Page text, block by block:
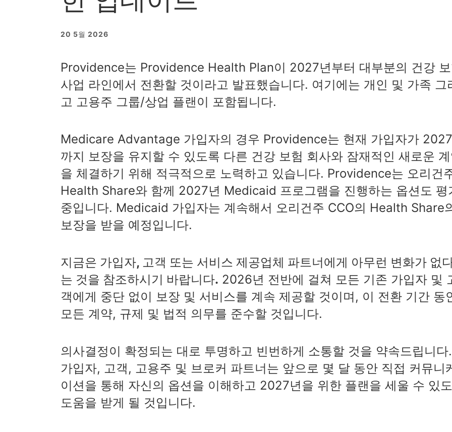
20 5월 2026
Providence는 Providence Health Plan이 2027년부터 대부분의 건강 보
사업 라인에서 전환할 것이라고 발표했습니다. 여기에는 개인 및 가족 그
고 고용주 그룹/상업 플랜이 포함됩니다.
Medicare Advantage 가입자의 경우 Providence는 현재 가입자가
까지 보장을 유지할 수 있도록 다른 건강 보험 회사와 잠재적인 새로운
을 체결하기 위해 적극적으로 노력하고 있습니다. Providence는 오리건
Health Share와 함께 2027년 Medicaid 프로그램을 진행하는 옵션도 평
중입니다. Medicaid 가입자는 계속해서 오리건주 CCO의 Health Share
보장을 받을 예정입니다.
지금은 가입자, 고객 또는 서비스 제공업체 파트너에게 아무런 변화가 없
는 것을 참조하시기 바랍니다. 2026년 전반에 걸쳐 모든 기존 가입자 및
객에게 중단 없이 보장 및 서비스를 계속 제공할 것이며, 이 전환 기간 동
모든 계약, 규제 및 법적 의무를 준수할 것입니다.
의사결정이 확정되는 대로 투명하고 빈번하게 소통할 것을 약속드립니다.
가입자, 고객, 고용주 및 브로커 파트너는 앞으로 몇 달 동안 직접 커뮤니
이션을 통해 자신의 옵션을 이해하고 2027년을 위한 플랜을 세울 수 있
도움을 받게 될 것입니다.